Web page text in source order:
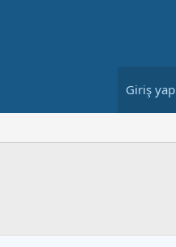
Giriş yap